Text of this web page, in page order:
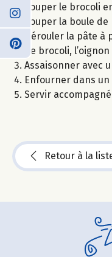
Couper le brocoli
Couper la boule
Dérouler la pâte
de brocoli,
Assaisonner avec
Enfourner dans un
Servir
Retour à la